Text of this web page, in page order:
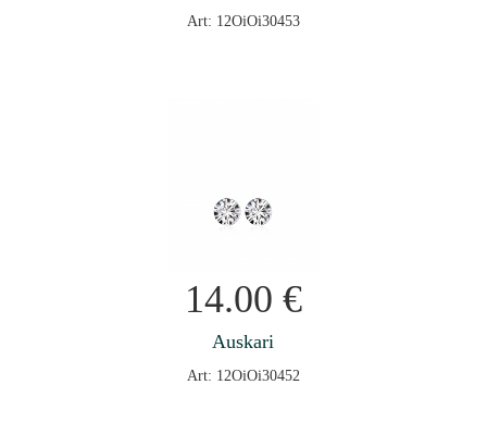
Art: 12OiOi30453
14.00 €
Auskari
Art: 12OiOi30452